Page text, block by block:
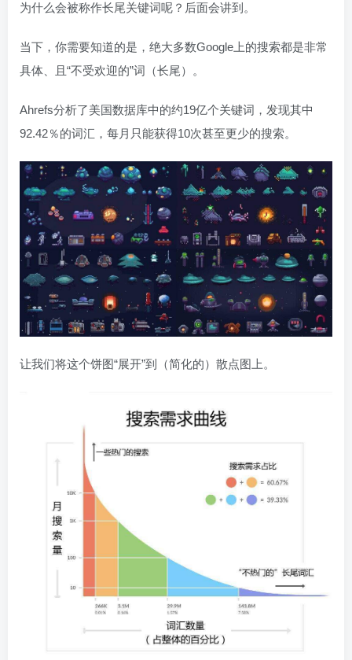
为什么会被称作长尾关键词呢？后面会讲到。
当下，你需要知道的是，绝大多数Google上的搜索都是非常
具体、且“不受欢迎的”词（长尾）。
Ahrefs分析了美国数据库中的约19亿个关键词，发现其中
92.42％的词汇，每月只能获得10次甚至更少的搜索。
让我们将这个饼图“展开”到（简化的）散点图上。